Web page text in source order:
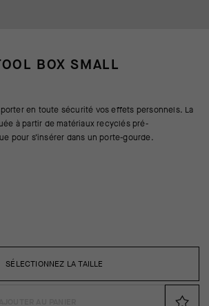
BOX SMALL
en toute sécurité vos effets personnels. La
à partir de matériaux recyclés pré-
pour s’insérer dans un porte-gourde.
SÉLECTIONNEZ LA TAILLE